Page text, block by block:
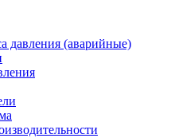
давления (аварийные)